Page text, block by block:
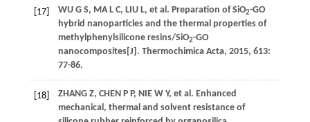
[17] WU G S, MA L C, LIU L, et al. Preparation of SiO2-GO
hybrid nanoparticles and the thermal properties of
methylphenylsilicone resins/SiO2-GO
nanocomposites[J]. Thermochimica Acta, 2015, 613:
77-86.
[18] ZHANG Z, CHEN P P, NIE W Y, et al. Enhanced
mechanical, thermal and solvent resistance of